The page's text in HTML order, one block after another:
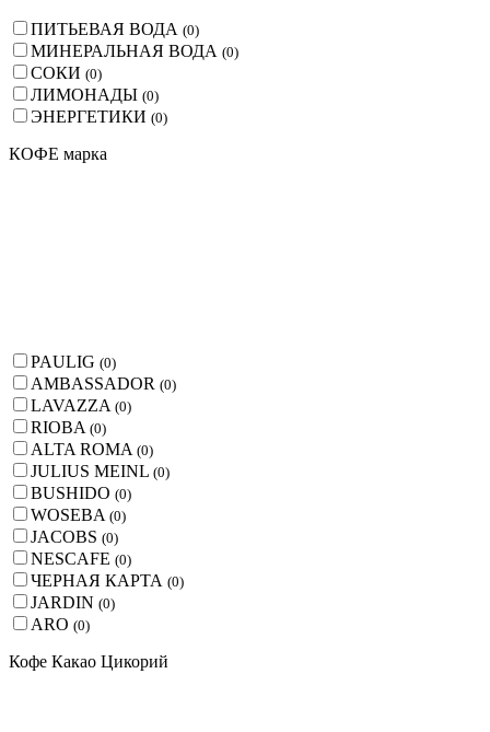
ПИТЬЕВАЯ ВОДА (0)
МИНЕРАЛЬНАЯ ВОДА (0)
СОКИ (0)
ЛИМОНАДЫ (0)
ЭНЕРГЕТИКИ (0)
КОФЕ марка
PAULIG (0)
AMBASSADOR (0)
LAVAZZA (0)
RIOBA (0)
ALTA ROMA (0)
JULIUS MEINL (0)
BUSHIDO (0)
WOSEBA (0)
JACOBS (0)
NESCAFE (0)
ЧЕРНАЯ КАРТА (0)
JARDIN (0)
ARO (0)
Кофе Какао Цикорий